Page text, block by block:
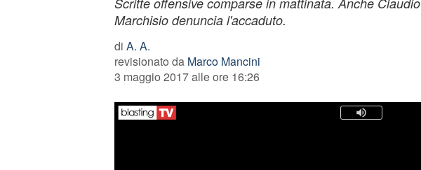
Marchisio denuncia l'accaduto.
di A. A.
revisionato da Marco Mancini
3 maggio 2017 alle ore 16:26